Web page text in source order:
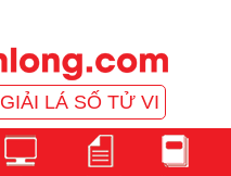
GIẢI LÁ SỐ TỬ VI